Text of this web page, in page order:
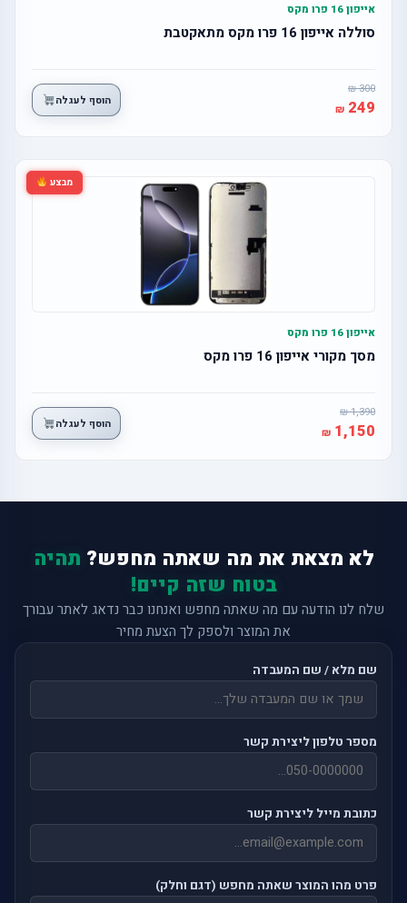
אייפון 16 פרו מקס
סוללה אייפון 16 פרו מקס מתאקטבת
300
249 הוסף לעגלה
מבצע
אייפון 16 פרו מקס
מסך מקורי אייפון 16 פרו מקס
1,390
1,150 הוסף לעגלה
לא מצאת את מה שאתה מחפש? תהיה
בטוח שזה קיים!
שלח לנו הודעה עם מה שאתה מחפש ואנחנו כבר נדאג לאתר עבורך
את המוצר ולספק לך הצעת מחיר
שם מלא / שם המעבדה
מספר טלפון ליצירת קשר
כתובת מייל ליצירת קשר
פרט מהו המוצר שאתה מחפש (דגם וחלק)